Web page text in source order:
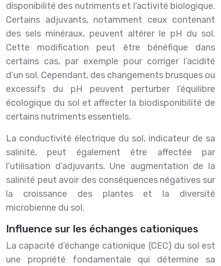
disponibilité des nutriments et l’activité biologique.
Certains adjuvants, notamment ceux contenant
des sels minéraux, peuvent altérer le pH du sol.
Cette modification peut être bénéfique dans
certains cas, par exemple pour corriger l’acidité
d’un sol. Cependant, des changements brusques ou
excessifs du pH peuvent perturber l’équilibre
écologique du sol et affecter la biodisponibilité de
certains nutriments essentiels.
La conductivité électrique du sol, indicateur de sa
salinité, peut également être affectée par
l’utilisation d’adjuvants. Une augmentation de la
salinité peut avoir des conséquences négatives sur
la croissance des plantes et la diversité
microbienne du sol.
Influence sur les échanges cationiques
La capacité d’échange cationique (CEC) du sol est
une propriété fondamentale qui détermine sa